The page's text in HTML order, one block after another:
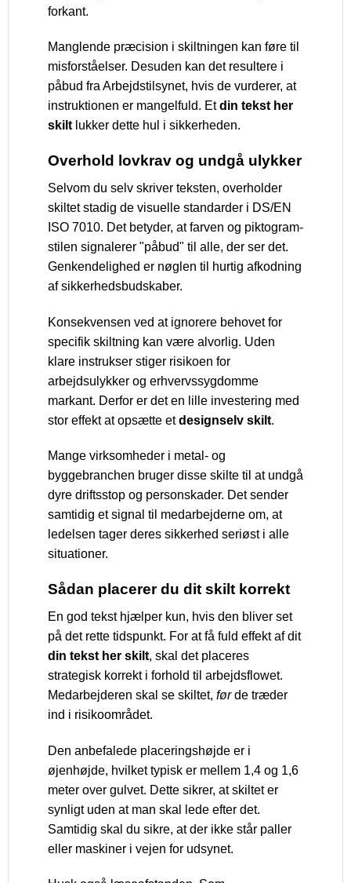
forkant.
Manglende præcision i skiltningen kan føre til
misforståelser. Desuden kan det resultere i
påbud fra Arbejdstilsynet, hvis de vurderer, at
instruktionen er mangelfuld. Etdin tekst her
skilt lukker dette hul i sikkerheden.
Overhold lovkrav og undgå ulykker
Selvom du selv skriver teksten, overholder
skiltet stadig de visuelle standarder i DS/EN
ISO 7010. Det betyder, at farven og piktogram-
stilen signalerer "påbud" til alle, der ser det.
Genkendelighed er nøglen til hurtig afkodning
af sikkerhedsbudskaber.
Konsekvensen ved at ignorere behovet for
specifik skiltning kan være alvorlig. Uden
klare instrukser stiger risikoen for
arbejdsulykker og erhvervssygdomme
markant. Derfor er det en lille investering med
stor effekt at opsætte etdesignselv skilt.
Mange virksomheder i metal- og
byggebranchen bruger disse skilte til at undgå
dyre driftsstop og personskader. Det sender
samtidig et signal til medarbejderne om, at
ledelsen tager deres sikkerhed seriøst i alle
situationer.
Sådan placerer du dit skilt korrekt
En god tekst hjælper kun, hvis den bliver set
på det rette tidspunkt. For at få fuld effekt af dit
din tekst her skilt, skal det placeres
strategisk korrekt i forhold til arbejdsflowet.
Medarbejderen skal se skiltet, førde træder
ind i risikoområdet.
Den anbefalede placeringshøjde er i
øjenhøjde, hvilket typisk er mellem 1,4 og 1,6
meter over gulvet. Dette sikrer, at skiltet er
synligt uden at man skal lede efter det.
Samtidig skal du sikre, at der ikke står paller
eller maskiner i vejen for udsynet.